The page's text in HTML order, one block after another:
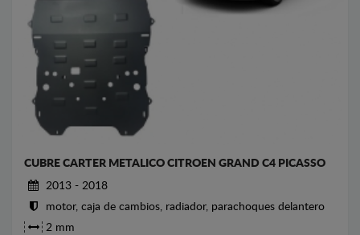
CUBRE CARTER METALICO CITROEN GRAND C4 PICASSO
2013 - 2018
motor, caja de cambios, radiador, parachoques delantero
2 mm